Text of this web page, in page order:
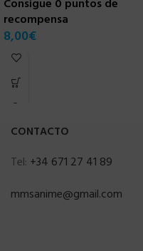
Consigue 0 puntos de
recompensa
8,00€
CONTACTO
Tel: +34 671 27 41 89
mmsanime@gmail.com